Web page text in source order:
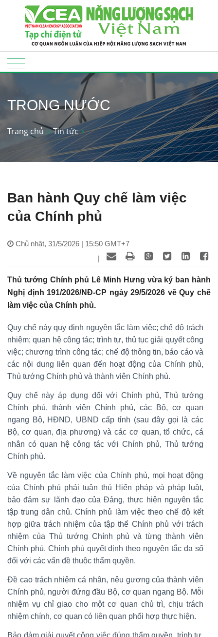
TRONG NƯỚC
Trang chủ Tin tức
Ban hành Quy chế làm việc
của Chính phủ
Chủ nhật, 31/5/2026 | 15:50 GMT+7
|
Thủ tướng Chính phủ Lê Minh Hưng vừa ký ban hành
Nghị định 191/2026/NĐ-CР ngày 29/5/2026 về Quy chế
làm việc của Chính phủ.
Quy chế này quy định nguyên tắc làm việc; chế độ trách
nhiệm; quan hệ công tác; trình tự, thủ tục giải quyết công
việc; chương trình công tác; chế độ thông tin, báo cáo và
các nội dung liên quan đến hoạt động của Chính phủ,
Thủ tướng Chính phủ và thành viên Chính phủ.
Quy chế này áp dụng đối với Chính phủ, Thủ tướng
Chính phủ, thành viên Chính phủ, các Bộ, cơ quan
ngang Bộ, HĐND, UBND cấp tỉnh (sau đây gọi là các
Bộ, cơ quan, địa phương) và các cơ quan, tổ chức, cá
nhân có quan hệ công tác với Chính phủ, Thủ tướng
Chính phủ.
Về nguyên tắc làm việc của Chính phủ, mọi hoạt động
của Chính phủ phải tuân thủ Hiến pháp và pháp luật,
bảo đảm sự lãnh đạo của Đảng, thực hiện nguyên tắc
tập trung dân chủ. Chính phủ làm việc theo chế độ kết
hợp giữa trách nhiệm của tập thể Chính phủ với trách
nhiệm của Thủ tướng Chính phủ và từng thành viên
Chính phủ. Chính phủ quyết định theo nguyên tắc đa số
đối với các vấn đề thuộc thẩm quyền.
Đề cao trách nhiệm cá nhân, nêu gương của thành viên
Chính phủ, người đứng đầu Bộ, cơ quan ngang Bộ. Mỗi
nhiệm vụ chỉ giao cho một cơ quan chủ trì, chịu trách
nhiệm chính, cơ quan có liên quan phối hợp thực hiện.
Bảo đảm giải quyết công việc đúng thẩm quyền, trình tự,